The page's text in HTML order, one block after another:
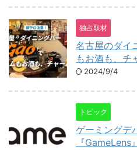
独占取材
名古屋のダイ
もお酒も、チ
2024/9/4
トピック
ゲーミングデ
『GameLens